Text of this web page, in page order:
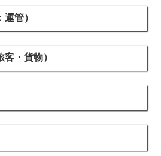
管）
・貨物）